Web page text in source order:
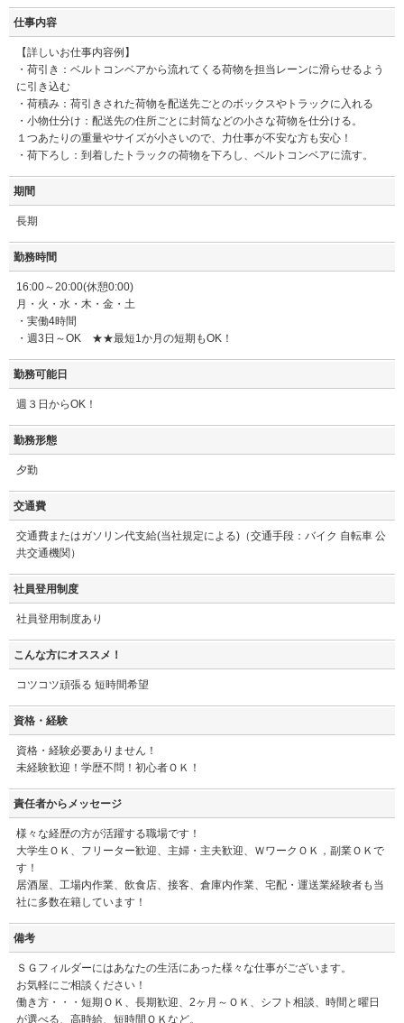
仕事内容
【詳しいお仕事内容例】
・荷引き：ベルトコンベアから流れてくる荷物を担当レーンに滑らせるよう
に引き込む
・荷積み：荷引きされた荷物を配送先ごとのボックスやトラックに入れる
・小物仕分け：配送先の住所ごとに封筒などの小さな荷物を仕分ける。
１つあたりの重量やサイズが小さいので、力仕事が不安な方も安心！
・荷下ろし：到着したトラックの荷物を下ろし、ベルトコンベアに流す。
期間
長期
勤務時間
16:00～20:00(休憩0:00)
月・火・水・木・金・土
・実働4時間
・週3日～OK ★★最短1か月の短期もOK！
勤務可能日
週３日からOK！
勤務形態
夕勤
交通費
交通費またはガソリン代支給(当社規定による)（交通手段：バイク 自転車 公
共交通機関）
社員登用制度
社員登用制度あり
こんな方にオススメ！
コツコツ頑張る 短時間希望
資格・経験
資格・経験必要ありません！
未経験歓迎！学歴不問！初心者ＯＫ！
責任者からメッセージ
様々な経歴の方が活躍する職場です！
大学生ＯＫ、フリーター歓迎、主婦・主夫歓迎、ＷワークＯＫ，副業ＯＫで
す！
居酒屋、工場内作業、飲食店、接客、倉庫内作業、宅配・運送業経験者も当
社に多数在籍しています！
備考
ＳＧフィルダーにはあなたの生活にあった様々な仕事がございます。
お気軽にご相談ください！
働き方・・・短期ＯＫ、長期歓迎、2ヶ月～ＯＫ、シフト相談、時間と曜日
が選べる、高時給、短時間ＯＫなど。